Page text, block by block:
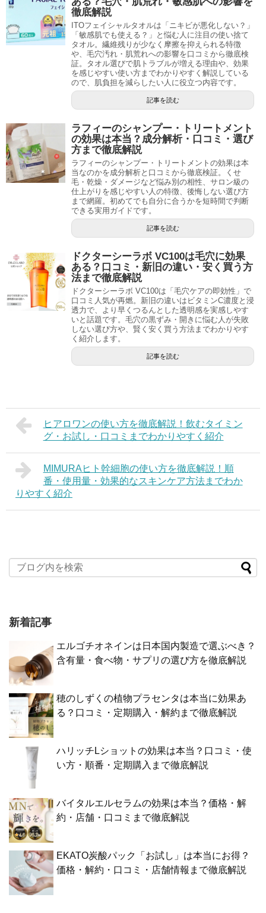
徹底解説
ITOフェイシャルタオルは「ニキビが悪化しない？」
「敏感肌でも使える？」と悩む人に注目の使い捨て
タオル。繊維残りが少なく摩擦を抑えられる特徴
や、毛穴汚れ・肌荒れへの影響を口コミから徹底検
証。タオル選びで肌トラブルが増える理由や、効果
を感じやすい使い方までわかりやすく解説している
ので、肌負担を減らしたい人に役立つ内容です。
記事を読む
ラフィーのシャンプー・トリートメント
の効果は本当？成分解析・口コミ・選び
方まで徹底解説
ラフィーのシャンプー・トリートメントの効果は本
当なのかを成分解析と口コミから徹底検証。くせ
毛・乾燥・ダメージなど悩み別の相性、サロン級の
仕上がりを感じやすい人の特徴、後悔しない選び方
まで網羅。初めてでも自分に合うかを短時間で判断
できる実用ガイドです。
記事を読む
ドクターシーラボ VC100は毛穴に効果
ある？口コミ・新旧の違い・安く買う方
法まで徹底解説
ドクターシーラボ VC100は「毛穴ケアの即効性」で
口コミ人気が再燃。新旧の違いはビタミンC濃度と浸
透力で、より早くつるんとした透明感を実感しやす
いと話題です。毛穴の黒ずみ・開きに悩む人が失敗
しない選び方や、賢く安く買う方法までわかりやす
く紹介します。
記事を読む
ヒアロワンの使い方を徹底解説！飲むタイミン
グ・お試し・口コミまでわかりやすく紹介
MIMURAヒト幹細胞の使い方を徹底解説！順
番・使用量・効果的なスキンケア方法までわか
りやすく紹介
新着記事
エルゴチオネインは日本国内製造で選ぶべき？
含有量・食べ物・サプリの選び方を徹底解説
穂のしずくの植物プラセンタは本当に効果あ
る？口コミ・定期購入・解約まで徹底解説
ハリッチLショットの効果は本当？口コミ・使
い方・順番・定期購入まで徹底解説
バイタルエルセラムの効果は本当？価格・解
約・店舗・口コミまで徹底解説
EKATO炭酸パック「お試し」は本当にお得？
価格・解約・口コミ・店舗情報まで徹底解説